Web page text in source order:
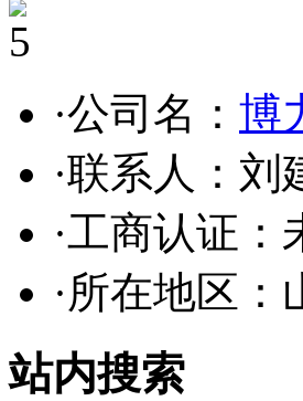
5
·公司名： 博
·联系人：刘
·工商认证：
·所在地区
站内搜索